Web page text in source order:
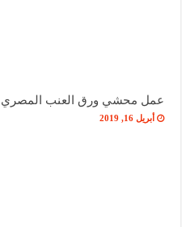
عمل محشي ورق العنب المصري
أبريل 16, 2019